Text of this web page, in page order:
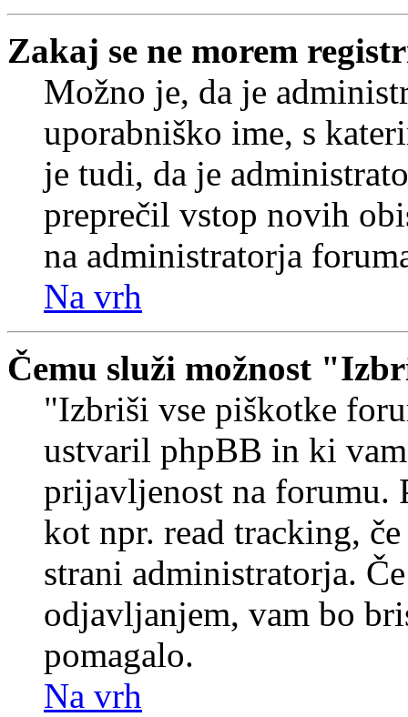
Zakaj se ne morem
Možno je, da je
uporabniško ime, s
je tudi, da je
preprečil vstop novih
na administratorja
Na vrh
Čemu služi možnost
"Izbriši vse piškotke
ustvaril phpBB in ki
prijavljenost na forumu.
kot npr. read tracking,
strani administratorja.
odjavljanjem, vam bo
pomagalo.
Na vrh